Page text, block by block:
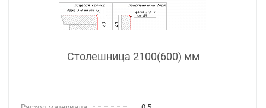
Столешница 2100(600) мм